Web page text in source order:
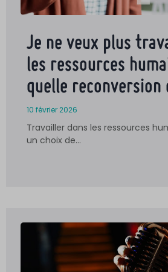
Je ne veux plus
les ressources
quelle reconversion
10 février 2026
Travailler dans les ressources
un choix de…